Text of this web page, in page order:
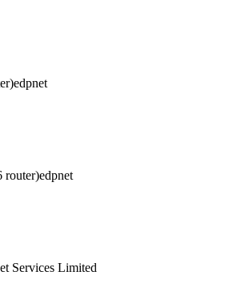
edpnet
router)edpnet
Services Limited